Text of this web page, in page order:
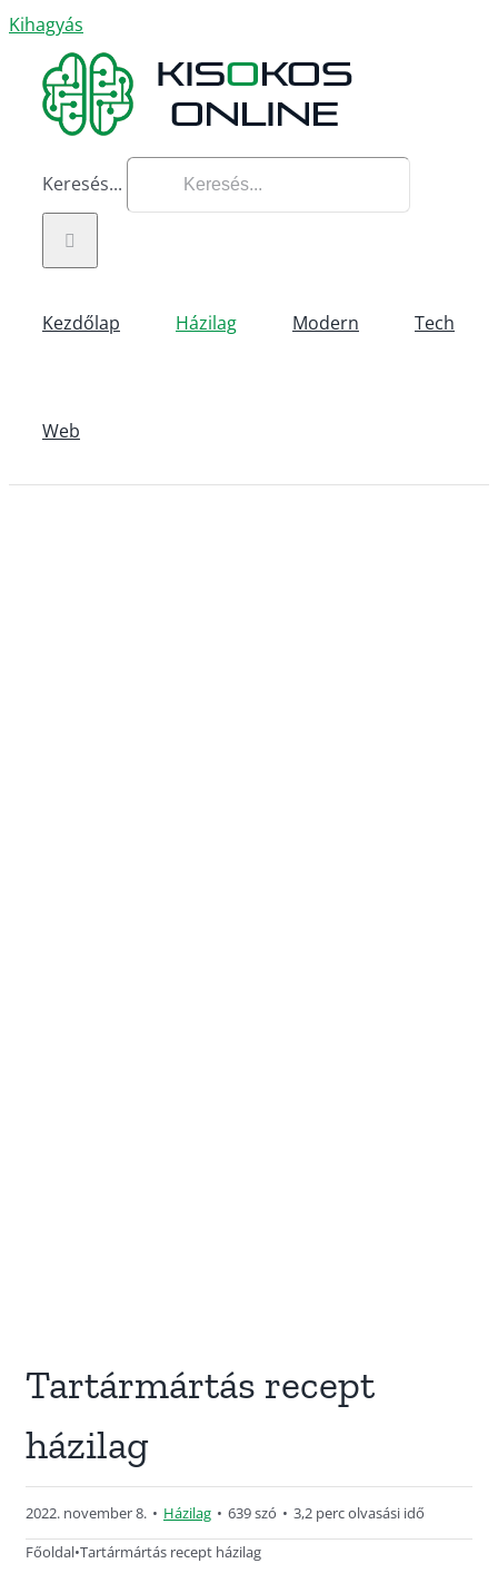
Kihagyás
Keresés...
Kezdőlap Házilag Modern Tech
Web
Tartármártás recept
házilag
2022. november 8. • Házilag • 639 szó • 3,2 perc olvasási idő
Főoldal•Tartármártás recept házilag